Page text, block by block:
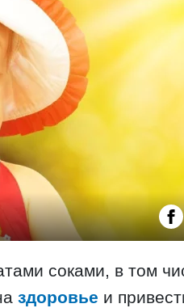
соками, в том
здоровье и